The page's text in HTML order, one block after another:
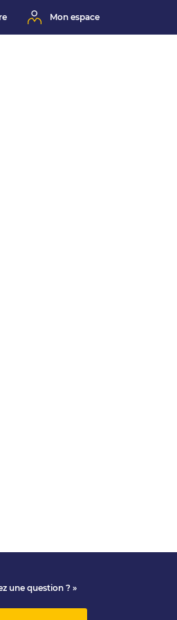
Mon espace
une question ? »